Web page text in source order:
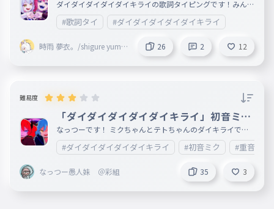
反吐が出るくらいに止まんないわ
045
反吐が出るくらいに止まんないわ
へどがでるくらいにとまんないわ
いっその事切り離せた方が楽なのにな
いっその事切り離せた方が楽なのに
な
いっそのこときりはなせたほうがらくなのにな
047 だいたいアナタのコトアタシ
ダイダイダイダイダイキライ
ダイダイダイダイダイキライの歌詞タイピングです！みんな
はボカロだったら何が好き？コメントでいってくれれば歌詞
タイピング作ります！ 歌詞タイピング以外でもリクエスト
だったら何でも受け付けますので！（ものにもよるけど、、
#歌詞タイ #ダイダイダイダイダイキライ
時雨 夢衣。/shigure yume
26 2 12
難易度
「ダイダイダイダイダイキライ」初音ミク
VS重音テト
なっつーです！ ミクちゃんとテトちゃんのダイキライです
（略すな） 一回友達と原キーでカラオケチャレンジしまし
たが、結果は惨敗です✩ 一番だけです
#ダイダイダイダイダイキライ #初音ミク #重音テト
なっつー愚人妹 ＠彩組 35 3